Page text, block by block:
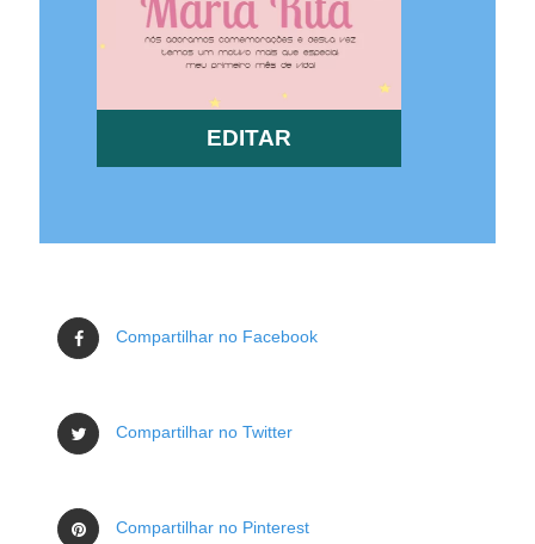
EDITAR
Compartilhar no Facebook
Compartilhar no Twitter
Compartilhar no Pinterest